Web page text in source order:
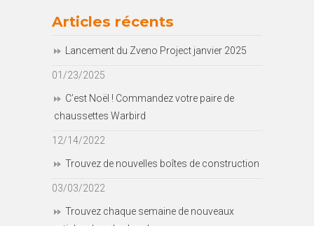
Articles récents
Lancement du Zveno Project janvier 2025
01/23/2025
C’est Noël ! Commandez votre paire de
chaussettes Warbird
12/14/2022
Trouvez de nouvelles boîtes de construction
03/03/2022
Trouvez chaque semaine de nouveaux